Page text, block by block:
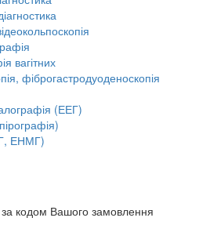
вагітних
фіброгастродуоденоскопія
(ЕЕГ)
ЕНМГ)
за кодом Вашого замовлення